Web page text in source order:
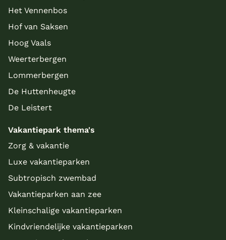
Het Vennenbos
Hof van Saksen
Hoog Vaals
Weerterbergen
Lommerbergen
De Huttenheugte
De Leistert
Vakantiepark thema's
Zorg & vakantie
Luxe vakantieparken
Subtropisch zwembad
Vakantieparken aan zee
Kleinschalige vakantieparken
Kindvriendelijke vakantieparken